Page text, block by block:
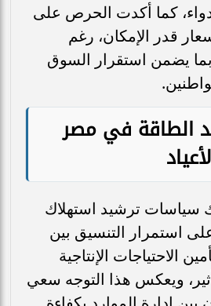
كما أكدت الحرص على
قدر الإمكان، رغم
بما يضمن استقرار السوق
الطاقة في مصر
سياسات ترشيد استهلاك
استمرار التنسيق بين
الاحتياجات الإنتاجية
ويعكس هذا التوجه سعي